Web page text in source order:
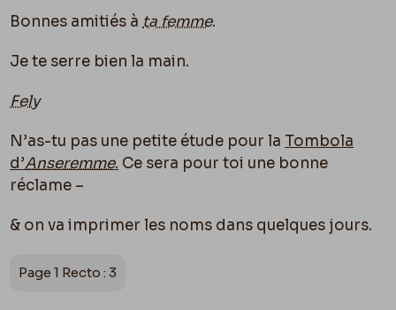
Bonnes amitiés à ta femme.
Je te serre bien la main.
Fely
N’as-tu pas une petite étude pour la Tombola
d’Anseremme. Ce sera pour toi une bonne
réclame –
& on va imprimer les noms dans quelques jours.
Page 1 Recto : 3